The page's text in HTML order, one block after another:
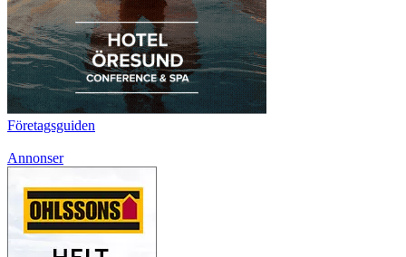
Företagsguiden
Annonser